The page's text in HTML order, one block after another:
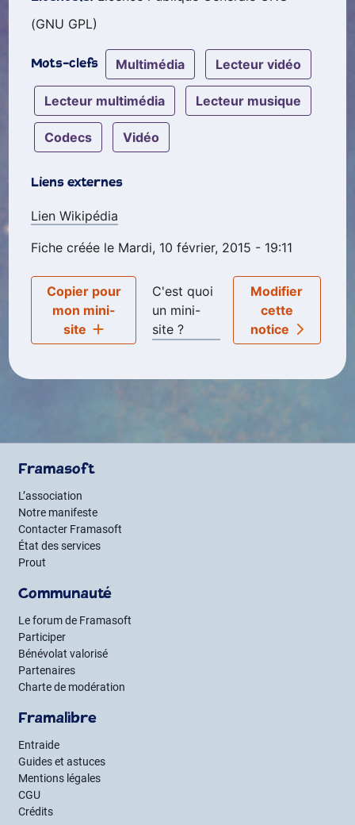
(GNU GPL)
Mots-clefs multimédia lecteur vidéo
lecteur multimédia lecteur musique
codecs vidéo
Liens externes
Lien Wikipédia
Fiche créée le Mardi, 10 février, 2015 - 19:11
Copier pour
mon mini-
site
C'est quoi
un mini-
site ?
Modifier
cette
notice
Framasoft
L’association
Notre manifeste
Contacter Framasoft
État des services
Prout
Communauté
Le forum de Framasoft
Participer
Bénévolat valorisé
Partenaires
Charte de modération
Framalibre
Entraide
Guides et astuces
Mentions légales
CGU
Crédits